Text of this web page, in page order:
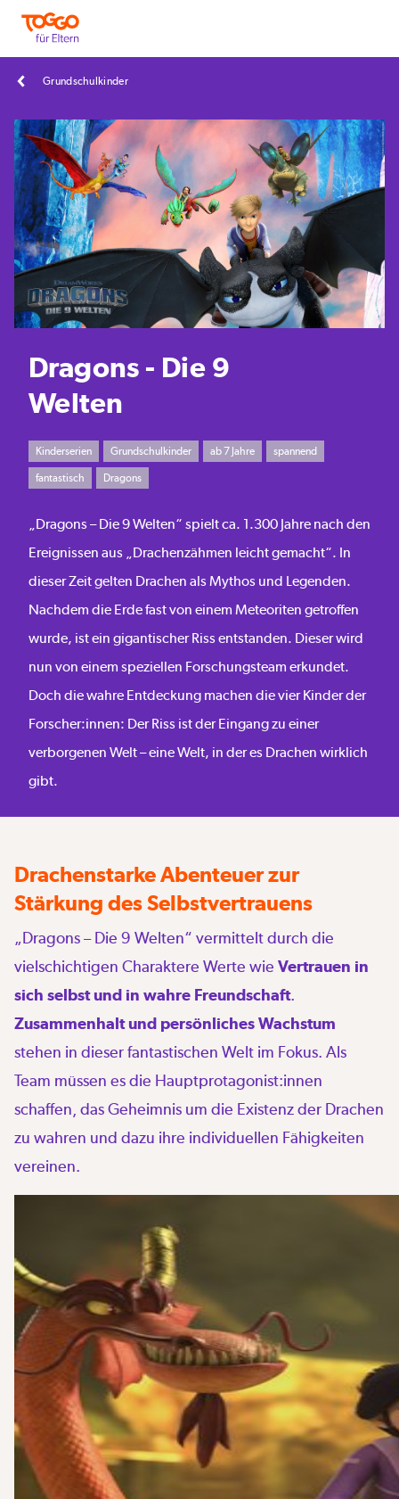
Grundschulkinder
Dragons - Die 9
Welten
Kinderserien Grundschulkinder ab 7 Jahre spannend
fantastisch Dragons
„Dragons – Die 9 Welten“ spielt ca. 1.300 Jahre nach den
Ereignissen aus „Drachenzähmen leicht gemacht“. In
dieser Zeit gelten Drachen als Mythos und Legenden.
Nachdem die Erde fast von einem Meteoriten getroffen
wurde, ist ein gigantischer Riss entstanden. Dieser wird
nun von einem speziellen Forschungsteam erkundet.
Doch die wahre Entdeckung machen die vier Kinder der
Forscher:innen: Der Riss ist der Eingang zu einer
verborgenen Welt – eine Welt, in der es Drachen wirklich
gibt.
Drachenstarke Abenteuer zur
Stärkung des Selbstvertrauens
„Dragons – Die 9 Welten“ vermittelt durch die
vielschichtigen Charaktere Werte wie Vertrauen in
sich selbst und in wahre Freundschaft.
Zusammenhalt und persönliches Wachstum
stehen in dieser fantastischen Welt im Fokus. Als
Team müssen es die Hauptprotagonist:innen
schaffen, das Geheimnis um die Existenz der Drachen
zu wahren und dazu ihre individuellen Fähigkeiten
vereinen.